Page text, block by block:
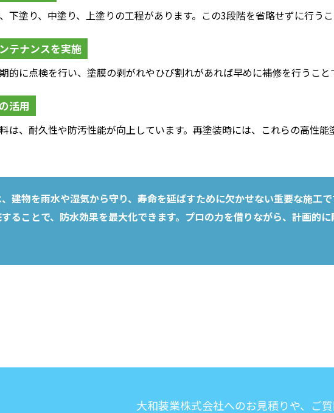
下塗り、中塗り、上塗りの工程があります。この3段階を省略せずに行う
テナンスを実施
的に点検を行い、塗膜の剥がれやひび割れがあれば早めに補修を行うこと
活用
は、耐久性や防汚性能が向上しています。再塗装時には、これらの高性
建物を雨水や湿気から守り、寿命を延ばすために欠かせない重要な施工
ることで、防水効果を最大化できます。プロの力を借りながら、計画的
大和装業株式会社へのお見積りや、ご